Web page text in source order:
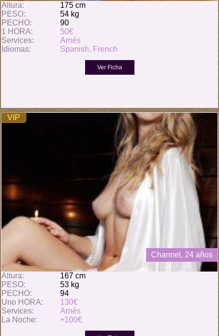
Altura:
175 cm
PESO:
54 kg
PECHO:
90
1 HORA:
50€
Services:
Arnés
Idiomas:
Spanish, French
VIP
Channel, 24 años
Altura:
167 cm
PESO:
53 kg
PECHO:
94
Uno HORA:
130€
Services:
Arnés
La Noche:
+100€